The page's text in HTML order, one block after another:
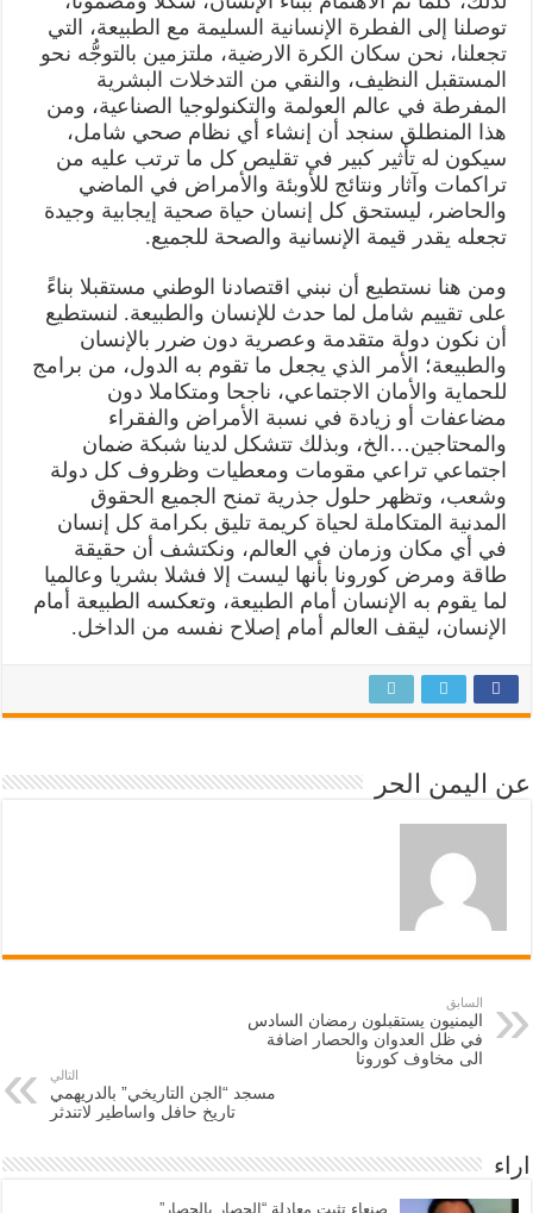
توصلنا إلى الفطرة الإنسانية السليمة مع الطبيعة، التي
تجعلنا، نحن سكان الكرة الارضية، ملتزمين بالتوجُّه نحو
المستقبل النظيف، والنقي من التدخلات البشرية
المفرطة في عالم العولمة والتكنولوجيا الصناعية، ومن
هذا المنطلق سنجد أن إنشاء أي نظام صحي شامل،
سيكون له تأثير كبير في تقليص كل ما ترتب عليه من
تراكمات وآثار ونتائج للأوبئة والأمراض في الماضي
والحاضر، ليستحق كل إنسان حياة صحية إيجابية وجيدة
تجعله يقدر قيمة الإنسانية والصحة للجميع.
ومن هنا نستطيع أن نبني اقتصادنا الوطني مستقبلا بناءً
على تقييم شامل لما حدث للإنسان والطبيعة. لنستطيع
أن نكون دولة متقدمة وعصرية دون ضرر بالإنسان
والطبيعة؛ الأمر الذي يجعل ما تقوم به الدول، من برامج
للحماية والأمان الاجتماعي، ناجحا ومتكاملا دون
مضاعفات أو زيادة في نسبة الأمراض والفقراء
والمحتاجين…الخ، وبذلك تتشكل لدينا شبكة ضمان
اجتماعي تراعي مقومات ومعطيات وظروف كل دولة
وشعب، وتظهر حلول جذرية تمنح الجميع الحقوق
المدنية المتكاملة لحياة كريمة تليق بكرامة كل إنسان
في أي مكان وزمان في العالم، ونكتشف أن حقيقة
طاقة ومرض كورونا بأنها ليست إلا فشلا بشريا وعالميا
لما يقوم به الإنسان أمام الطبيعة، وتعكسه الطبيعة أمام
الإنسان، ليقف العالم أمام إصلاح نفسه من الداخل.
عن اليمن الحر
السابق
اليمنيون يستقبلون رمضان السادس
في ظل العدوان والحصار اضافة
الى مخاوف كورونا
التالي
مسجد “الجن التاريخي” بالدريهمي
تاريخ حافل واساطير لاتندثر
اراء
صنعاء تثبت معادلة “الحصار بالحصار”